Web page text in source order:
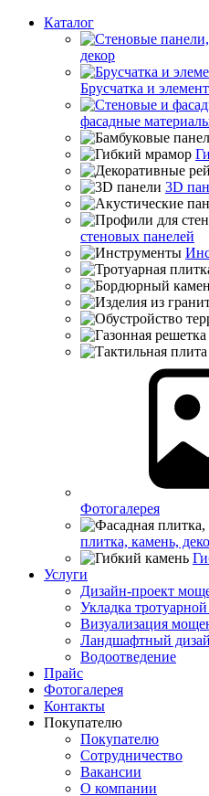
Каталог
декор
Брусчатка и
фасадные
3D
стеновых панелей
Фотогалерея
плитка, камень,
Услуги
Дизайн-проект
Укладка
Визуализация
Ландшафтный
Водоотведение
Прайс
Фотогалерея
Контакты
Покупателю
Покупателю
Сотрудничество
Вакансии
О компании